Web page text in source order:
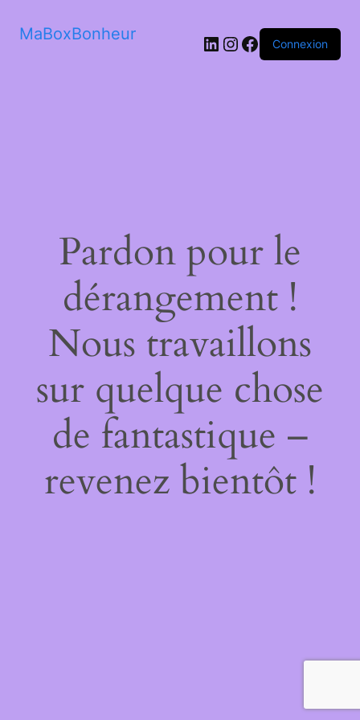
MaBoxBonheur LinkedIn
Instagram
Facebook
Connexion
Pardon pour le
dérangement !
Nous travaillons
sur quelque chose
de fantastique –
revenez bientôt !